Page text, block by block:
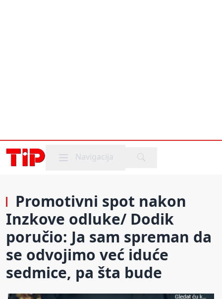
Mobile menu
Navigacija
Promotivni spot nakon
Inzkove odluke/ Dodik
poručio: Ja sam spreman da
se odvojimo već iduće
sedmice, pa šta bude